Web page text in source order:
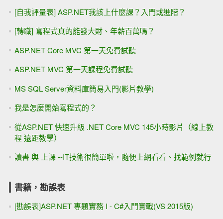
[自我評量表] ASP.NET我該上什麼課？入門或進階？
[轉職] 寫程式真的能發大財、年薪百萬嗎？
ASP.NET Core MVC 第一天免費試聽
ASP.NET MVC 第一天課程免費試聽
MS SQL Server資料庫簡易入門(影片教學)
我是怎麼開始寫程式的？
從ASP.NET 快速升級 .NET Core MVC 145小時影片（線上教
程 遠距教學）
讀書 與 上課 --IT技術很簡單啦，隨便上網看看、找範例就行
書籍，勘誤表
[勘誤表]ASP.NET 專題實務 I - C#入門實戰(VS 2015版)